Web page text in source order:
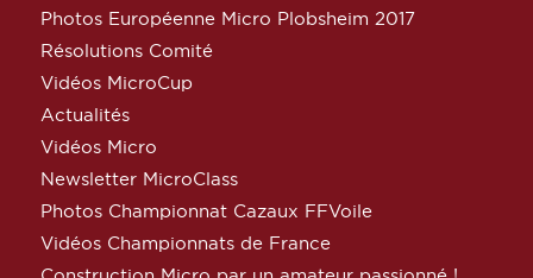
Photos Européenne Micro Plobsheim 2017
Résolutions Comité
Vidéos MicroCup
Actualités
Vidéos Micro
Newsletter MicroClass
Photos Championnat Cazaux FFVoile
Vidéos Championnats de France